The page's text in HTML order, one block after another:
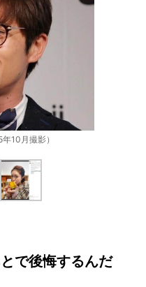
10月撮影）
で後悔するんだ